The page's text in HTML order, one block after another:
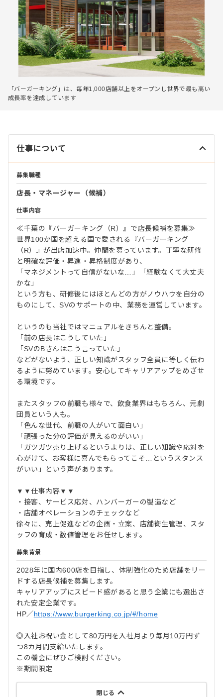
「バーガーキング」は、毎年1,000店舗以上をオープンし世界で最も高い
成長率を達成しています
仕事について
募集職種
店長・マネージャー（候補）
仕事内容
≪千葉の『バーガーキング（R）』で店長候補を募集≫
世界100か国を超える国で愛される『バーガーキング
（R）』が出店加速中。仲間を募っています。丁寧な研修
と明確な評価・昇進・昇格制度があり、
「マネジメントって自信がないな…」「経験なくて大丈夫
かな」
という方も、研修後にはほとんどの方がノウハウを自分の
ものにして、SVのサポートの中、業務を運営しています。
というのも当社ではマニュアルをきちんと整備。
「前の店長はこうしていた」
「SVのBさんはこう言っていた」
などがないよう、正しい知識がスタッフ全員に等しく伝わ
るように努めています。安心してキャリアアップをめざせ
る環境です。
またスタッフの前職も様々で、飲食業界はもちろん、元劇
団員という人も。
「色んな世代、前職の人がいて面白い」
「頑張った分の評価が見えるのがいい」
「ガツガツ売り上げるというよりは、正しい知識や応対を
心がけて、お客様に喜んでもらってこそ…というスタンス
がいい」という声があります。
▼▼仕事内容▼▼
・接客、サービス応対、ハンバーガーの製造など
・店舗オペレーションのチェックなど
徐々に、売上促進などの企画・立案、店舗衛生管理、スタ
ッフの育成・数値管理をお任せします。
募集背景
2028年に国内600店を目指し、体制強化のため店舗をリー
ドする店長候補を募集します。
キャリアアップにスピード感があると思う企業にも選出さ
れた安定企業です。
HP／https://www.burgerking.co.jp/#/home
◎入社お祝い金として80万円を入社月より毎月10万円ず
つ8カ月間支給いたします。
この機会にぜひご検討ください。
※期間限定
閉じる